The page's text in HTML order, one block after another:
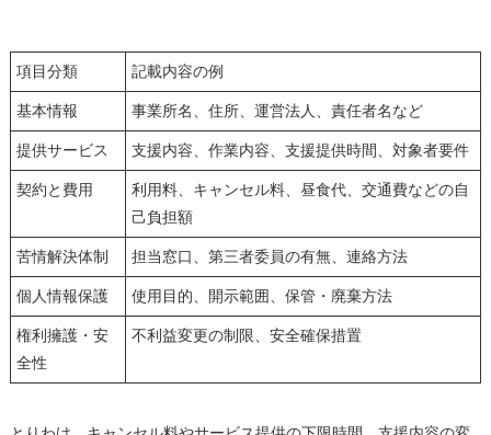
項目分類 記載内容の例
基本情報 事業所名、住所、運営法人、責任者名など
提供サービス 支援内容、作業内容、支援提供時間、対象者要件
契約と費用
利用料、キャンセル料、昼食代、交通費などの自
己負担額
苦情解決体制 担当窓口、第三者委員の有無、連絡方法
個人情報保護 使用目的、開示範囲、保管・廃棄方法
権利擁護・安
全性
不利益変更の制限、安全確保措置